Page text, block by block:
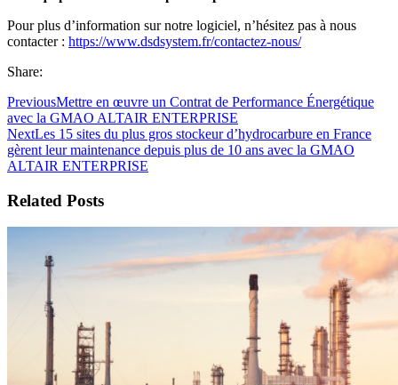
Pour plus d’information sur notre logiciel, n’hésitez pas à nous
contacter : https://www.dsdsystem.fr/contactez-nous/
Share:
PreviousMettre en œuvre un Contrat de Performance Énergétique
avec la GMAO ALTAIR ENTERPRISE
NextLes 15 sites du plus gros stockeur d’hydrocarbure en France
gèrent leur maintenance depuis plus de 10 ans avec la GMAO
ALTAIR ENTERPRISE
Related Posts